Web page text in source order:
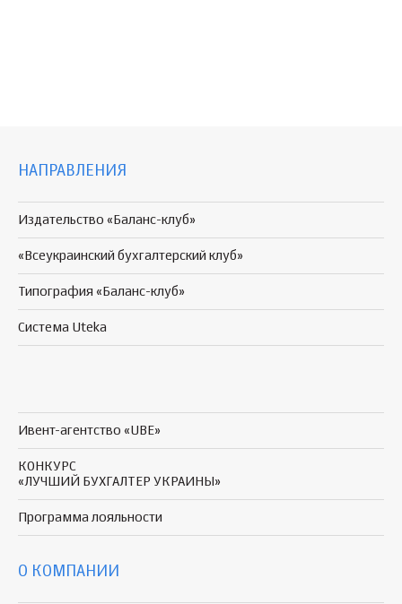
НАПРАВЛЕНИЯ
Издательство «Баланс-клуб»
«Всеукраинский бухгалтерский клуб»
Типография «Баланс-клуб»
Система Uteka
Ивент-агентство «UBE»
КОНКУРС
«ЛУЧШИЙ БУХГАЛТЕР УКРАИНЫ»
Программа лояльности
О КОМПАНИИ